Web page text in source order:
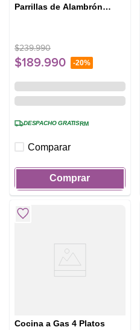
Parrillas de Alambrón
$239.990
$189.990 -20%
DESPACHO GRATISRM
Comparar
Comprar
Cocina a Gas 4 Platos